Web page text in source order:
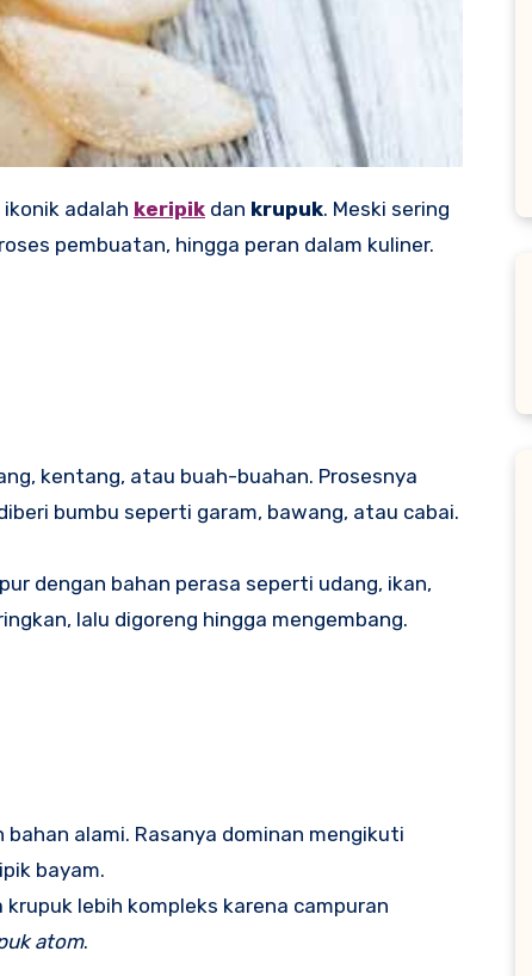
adalah keripik dan krupuk. Meski sering
pembuatan, hingga peran dalam kuliner.
kentang, atau buah-buahan. Prosesnya
bumbu seperti garam, bawang, atau cabai.
dengan bahan perasa seperti udang, ikan,
lalu digoreng hingga mengembang.
alami. Rasanya dominan mengikuti
bayam.
krupuk lebih kompleks karena campuran
atom.